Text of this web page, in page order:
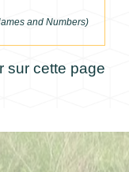
and Numbers)
sur cette page